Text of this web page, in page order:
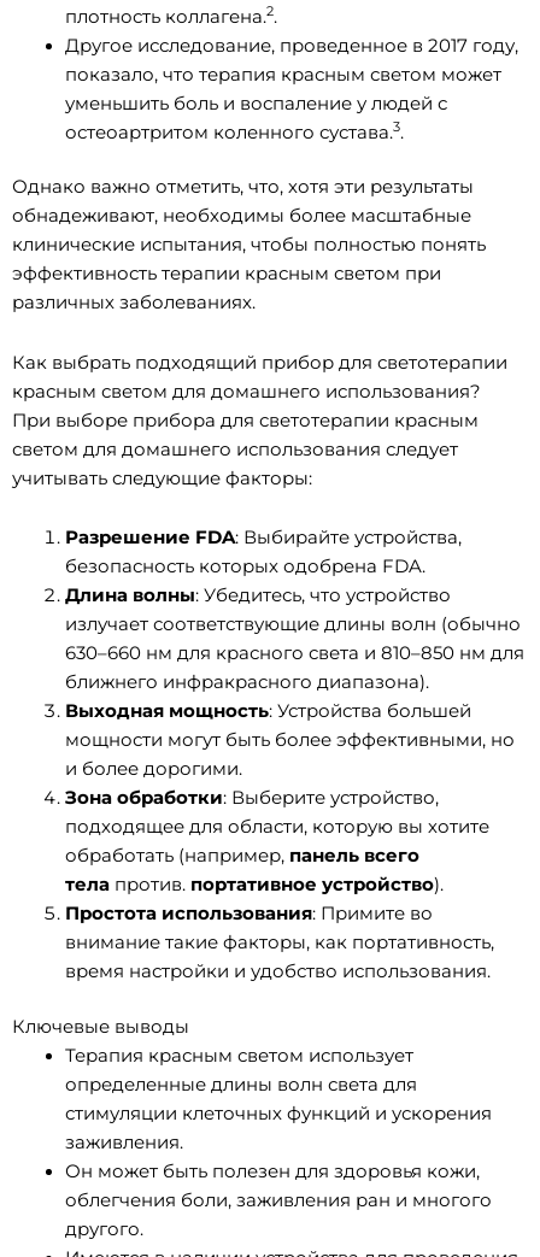
плотность коллагена.2.
Другое исследование, проведенное в 2017 году,
показало, что терапия красным светом может
уменьшить боль и воспаление у людей с
остеоартритом коленного сустава.3.
Однако важно отметить, что, хотя эти результаты
обнадеживают, необходимы более масштабные
клинические испытания, чтобы полностью понять
эффективность терапии красным светом при
различных заболеваниях.
Как выбрать подходящий прибор для светотерапии
красным светом для домашнего использования?
При выборе прибора для светотерапии красным
светом для домашнего использования следует
учитывать следующие факторы:
Разрешение FDA: Выбирайте устройства,
безопасность которых одобрена FDA.
Длина волны: Убедитесь, что устройство
излучает соответствующие длины волн (обычно
630–660 нм для красного света и 810–850 нм для
ближнего инфракрасного диапазона).
Выходная мощность: Устройства большей
мощности могут быть более эффективными, но
и более дорогими.
Зона обработки: Выберите устройство,
подходящее для области, которую вы хотите
обработать (например, панель всего
телапротив. портативное устройство).
Простота использования: Примите во
внимание такие факторы, как портативность,
время настройки и удобство использования.
Ключевые выводы
Терапия красным светом использует
определенные длины волн света для
стимуляции клеточных функций и ускорения
заживления.
Он может быть полезен для здоровья кожи,
облегчения боли, заживления ран и многого
другого.